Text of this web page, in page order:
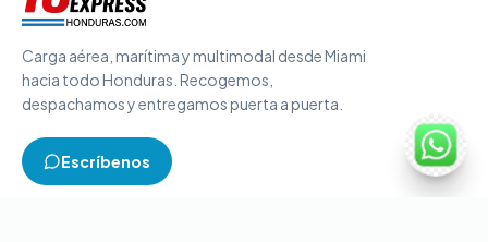
Carga aérea, marítima y multimodal desde Miami
hacia todo Honduras. Recogemos,
despachamos y entregamos puerta a puerta.
Escríbenos